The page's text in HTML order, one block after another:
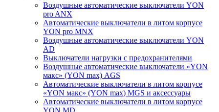
Воздушные автоматические выключатели YON
pro ANX
Автоматические выключатели в литом корпусе
YON pro MNX
Воздушные автоматические выключатели YON
AD
Выключатели нагрузки с предохранителями
Воздушные автоматические выключатели «YON
макс» (YON max) AGS
Автоматические выключатели в литом корпусе
«YON макс» (YON max) MGS и аксессуары
Автоматические выключатели в литом корпусе
YON MD